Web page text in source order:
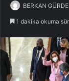
BERKAN
1 dakika okuma